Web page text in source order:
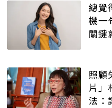
總覺
機一
關鍵
照顧
片」
法：